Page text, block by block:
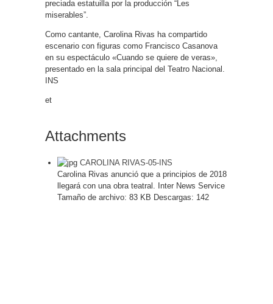
preciada estatuilla por la producción “Les
miserables”.
Como cantante, Carolina Rivas ha compartido
escenario con figuras como Francisco Casanova
en su espectáculo «Cuando se quiere de veras»,
presentado en la sala principal del Teatro Nacional.
INS
et
Attachments
CAROLINA RIVAS-05-INS
Carolina Rivas anunció que a principios de 2018
llegará con una obra teatral. Inter News Service
Tamaño de archivo: 83 KB Descargas: 142